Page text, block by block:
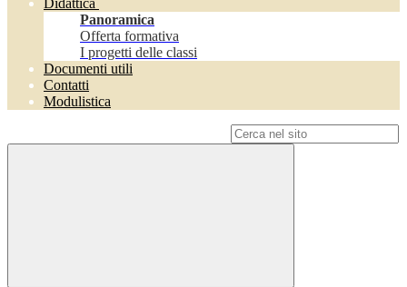
Didattica
Panoramica
Offerta formativa
I progetti delle classi
Documenti utili
Contatti
Modulistica